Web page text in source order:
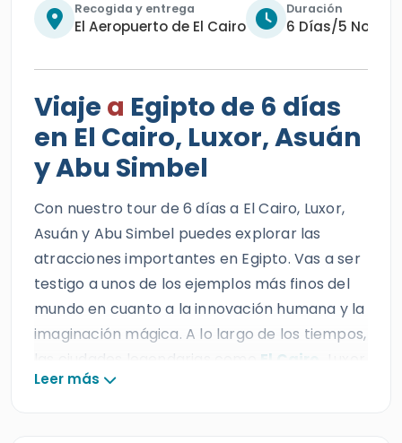
Recogida y entrega
El Aeropuerto de El Cairo
Duración
6 Días/5
Viaje a Egipto de 6 días
en El Cairo, Luxor, Asuán
y Abu Simbel
Con nuestro tour de 6 días a El Cairo, Luxor,
Asuán y Abu Simbel puedes explorar las
atracciones importantes en Egipto. Vas a ser
testigo a unos de los ejemplos más finos del
mundo en cuanto a la innovación humana y la
imaginación mágica. A lo largo de los tiempos,
las ciudades legendarias como El Cairo
Luxor
yAsuánhan adquirido un valor infinito de
Leer más